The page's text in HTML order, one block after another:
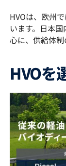
HVOは、欧州
います。日本
心に、供給体制
HVO